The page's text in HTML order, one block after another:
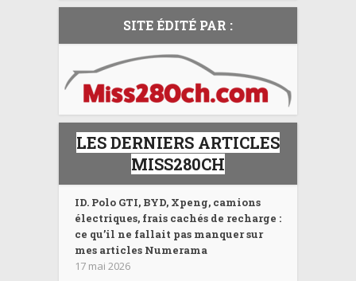
SITE ÉDITÉ PAR :
LES DERNIERS ARTICLES
MISS280CH
ID. Polo GTI, BYD, Xpeng, camions
électriques, frais cachés de recharge :
ce qu’il ne fallait pas manquer sur
mes articles Numerama
17 mai 2026